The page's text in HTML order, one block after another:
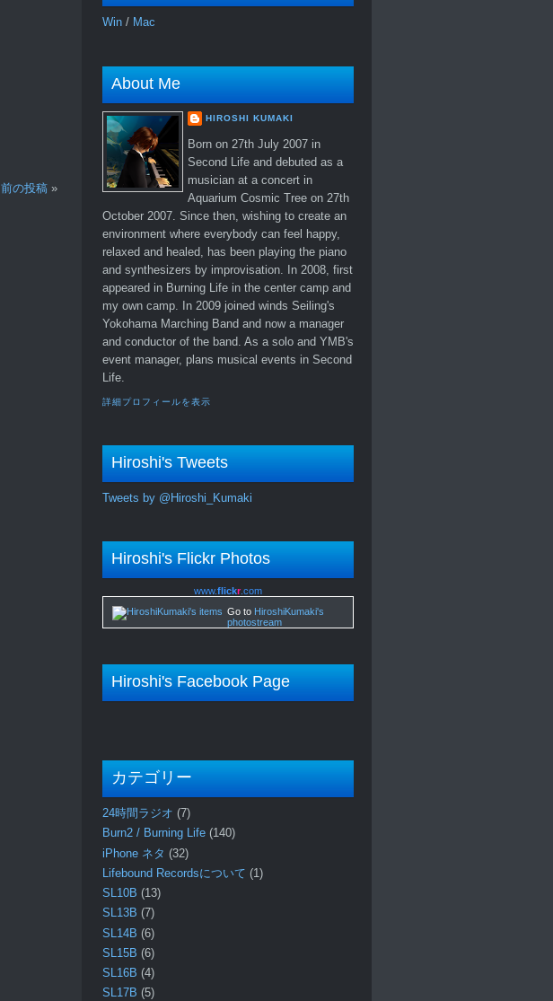
前の投稿 »
Win / Mac
About Me
HIROSHI KUMAKI
Born on 27th July 2007 in
Second Life and debuted as a
musician at a concert in
Aquarium Cosmic Tree on 27th
October 2007. Since then, wishing to create an
environment where everybody can feel happy,
relaxed and healed, has been playing the piano
and synthesizers by improvisation. In 2008, first
appeared in Burning Life in the center camp and
my own camp. In 2009 joined winds Seiling's
Yokohama Marching Band and now a manager
and conductor of the band. As a solo and YMB's
event manager, plans musical events in Second
Life.
詳細プロフィールを表示
Hiroshi's Tweets
Tweets by @Hiroshi_Kumaki
Hiroshi's Flickr Photos
www.flickr .com
Go to HiroshiKumaki's
photostream
Hiroshi's Facebook Page
カテゴリー
24時間ラジオ (7)
Burn2 / Burning Life (140)
iPhone ネタ (32)
Lifebound Recordsについて (1)
SL10B (13)
SL13B (7)
SL14B (6)
SL15B (6)
SL16B (4)
SL17B (5)